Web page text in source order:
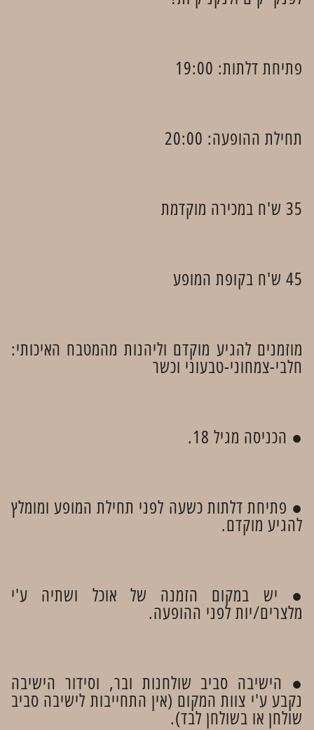
פתיחת דלתות: 19:00
תחילת ההופעה: 20:00
35 ש'ח במכירה מוקדמת
45 ש'ח בקופת המופע
מוזמנים להגיע מוקדם וליהנות מהמטבח האיכותי:
חלבי-צמחוני-טבעוני וכשר​
● הכניסה מגיל 18.
● פתיחת דלתות כשעה לפני תחילת המופע ומומלץ
להגיע מוקדם.
● יש במקום הזמנה של אוכל ושתיה ע'י
מלצרים/יות לפני ההופעה.
● הישיבה סביב שולחנות ובר, וסידור הישיבה
נקבע ע'י צוות המקום (אין התחייבות לישיבה סביב
שולחן או בשולחן לבד).